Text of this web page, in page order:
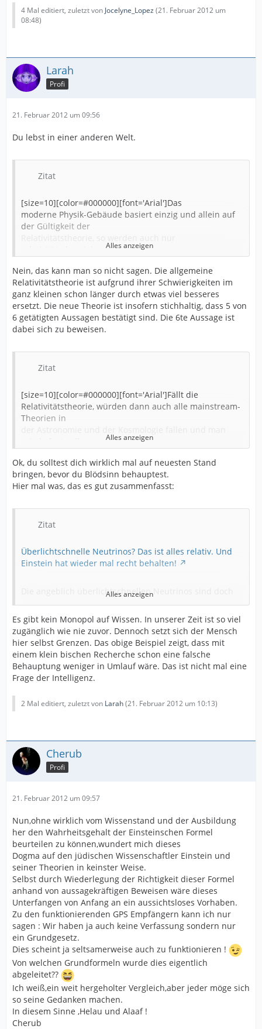
4 Mal editiert, zuletzt von Jocelyne_Lopez (21. Februar 2012 um
08:48)
Larah
Profi
21. Februar 2012 um 09:56
Du lebst in einer anderen Welt.
Zitat
[size=10][color=#000000][font='Arial']Das
moderne Physik-Gebäude basiert einzig und allein auf
der Gültigkeit der
relativitätstheoriekonforme
zugelassen (wie zum
Beispiel die Urknalltheorie), obwohl es natürlich andere
nicht-relativitätstheoriekonforme Modelle gibt.
[/font][/color][/size]
Alles anzeigen
Nein, das kann man so nicht sagen. Die allgemeine
Relativitätstheorie ist aufgrund ihrer Schwierigkeiten im
ganz kleinen schon länger durch etwas viel besseres
ersetzt. Die neue Theorie ist insofern stichhaltig, dass 5 von
6 getätigten Aussagen bestätigt sind. Die 6te Aussage ist
dabei sich zu beweisen.
Zitat
[size=10][color=#000000][font='Arial']Fällt die
Relativitätstheorie, würden dann auch alle mainstream-
Theorien in
Sackgasse geführt
und gehalten hat – und dabei Milliarden und aber
Milliarden von
Die jüngsten
Ergebnisse des OPERA-Experiments, die die
schwanken bringen und als eine „Sensation“ von den
Medien dargestellt
wurden, verdeutlichen dieses Szenario. Auch um dieses
verhindern wurden im Grundgesetz
"Wissenschaftsfreit" die Gebote der
Nicht-Identifikation des Staates mit einer Theorie und
der
meinungsneutralen Wissenschaftspflege
vorgeschrieben, die jedoch seit
Jahrzehnten vom Staat mit der Relativitätstheorie
missachtet werden.[/font][/color][/size]
Alles anzeigen
Ok, du solltest dich wirklich mal auf neuesten Stand
bringen, bevor du Blödsinn behauptest.
Hier mal was, das es gut zusammenfasst:
Zitat
Überlichtschnelle Neutrinos? Das ist alles relativ. Und
Einstein hat wieder mal recht behalten!
Die angeblich überlichtschnellen Neutrinos sind doch
nur
unterlichtschnell gewesen und die Beobachtungen des
Opera-Experiments
liefern eine weitere Bestätigung Einsteins Spezieller
Relativitätstheorie!
Was passiert ist: die Flugzeit der Neutrinos und die
Länge ihrer
Diese bewegen
Flugzeit eine
Korrektur entsprechend der Speziellen
Relativitätstheorie angebracht
Nanosekunden, die die Neutrinos
Also weiterhin alles in Butter und keine neue Physik!
http://karl-heinz.posterous.com/uberlichtschne…s-ist-
alles-rel
Alles anzeigen
Es gibt kein Monopol auf Wissen. In unserer Zeit ist so viel
zugänglich wie nie zuvor. Dennoch setzt sich der Mensch
hier selbst Grenzen. Das obige Beispiel zeigt, dass mit
einem klein bischen Recherche schon eine falsche
Behauptung weniger in Umlauf wäre. Das ist nicht mal eine
Frage der Intelligenz.
2 Mal editiert, zuletzt von Larah(21. Februar 2012 um 10:13)
Cherub
Profi
21. Februar 2012 um 09:57
Nun,ohne wirklich vom Wissenstand und der Ausbildung
her den Wahrheitsgehalt der Einsteinschen Formel
beurteilen zu können,wundert mich dieses
Dogma auf den jüdischen Wissenschaftler Einstein und
seiner Theorien in keinster Weise.
Selbst durch Wiederlegung der Richtigkeit dieser Formel
anhand von aussagekräftigen Beweisen wäre dieses
Unterfangen von Anfang an ein aussichtsloses Vorhaben.
Zu den funktionierenden GPS Empfängern kann ich nur
sagen : Wir haben ja auch keine Verfassung sondern nur
ein Grundgesetz.
Dies scheint ja seltsamerweise auch zu funktionieren !
Von welchen Grundformeln wurde dies eigentlich
abgeleitet??
Ich weiß,ein weit hergeholter Vergleich,aber jeder möge sich
so seine Gedanken machen.
In diesem Sinne ,Helau und Alaaf !
Cherub